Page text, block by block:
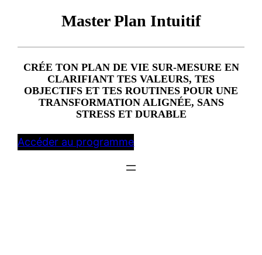
Master Plan Intuitif
CRÉE TON PLAN DE VIE SUR-MESURE EN
CLARIFIANT TES VALEURS, TES
OBJECTIFS ET TES ROUTINES POUR UNE
TRANSFORMATION ALIGNÉE, SANS
STRESS ET DURABLE
Accéder au programme